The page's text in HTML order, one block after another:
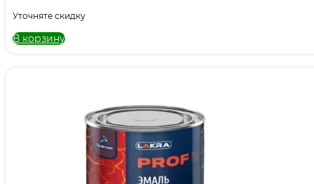
Уточняте скидку
В корзину